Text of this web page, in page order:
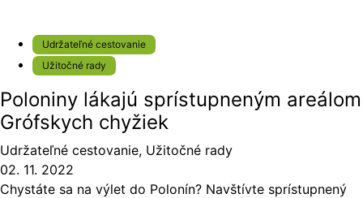
Udržateľné cestovanie
Užitočné rady
Poloniny lákajú sprístupneným areálom
Grófskych chyžiek
Udržateľné cestovanie, Užitočné rady
02. 11. 2022
Chystáte sa na výlet do Polonín? Navštívte sprístupnený